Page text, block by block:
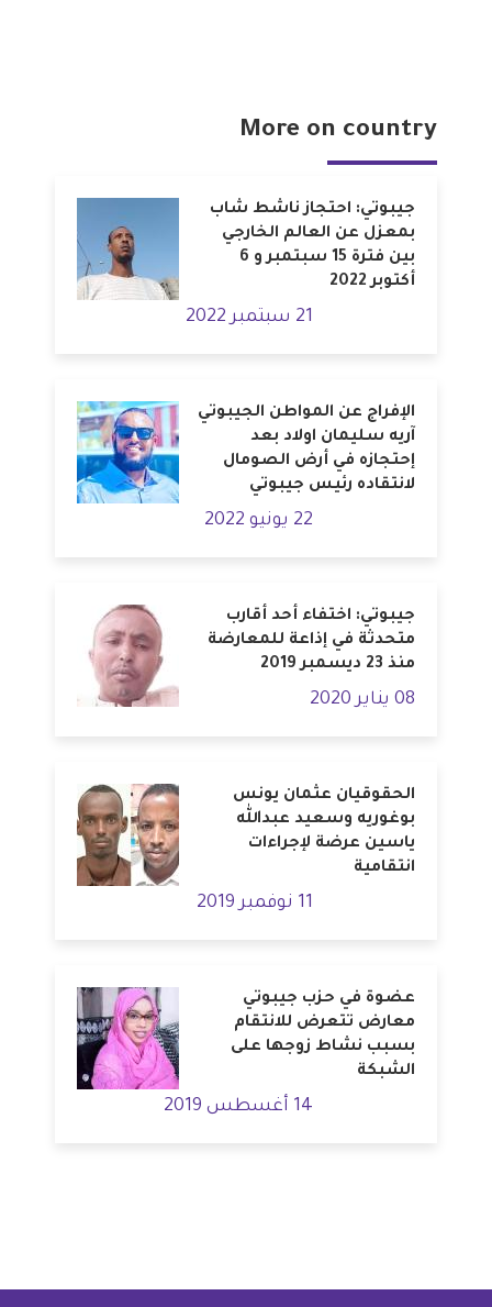
More on country
جيبوتي: احتجاز ناشط شاب
بمعزل عن العالم الخارجي
بين فترة 15 سبتمبر و 6
أكتوبر 2022
21 سبتمبر 2022
الإفراج عن المواطن الجيبوتي
آريه سليمان اولاد بعد
إحتجازه في أرض الصومال
لانتقاده رئيس جيبوتي
22 يونيو 2022
جيبوتي: اختفاء أحد أقارب
متحدثة في إذاعة للمعارضة
منذ 23 ديسمبر 2019
08 يناير 2020
الحقوقيان عثمان يونس
بوغوريه وسعيد عبدالله
ياسين عرضة لإجراءات
انتقامية
11 نوفمبر 2019
عضوة في حزب جيبوتي
معارض تتعرض للانتقام
بسبب نشاط زوجها على
الشبكة
14 أغسطس 2019